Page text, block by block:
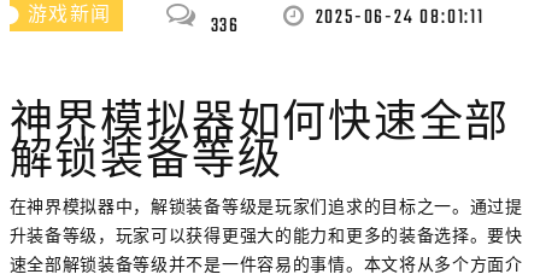
游戏新闻 336 2025-06-24 08:01:11
神界模拟器如何快速全部
解锁装备等级
在神界模拟器中，解锁装备等级是玩家们追求的目标之一。通过提
升装备等级，玩家可以获得更强大的能力和更多的装备选择。要快
速全部解锁装备等级并不是一件容易的事情。本文将从多个方面介